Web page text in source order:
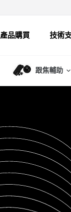
產品購買 技術
跟焦輔助